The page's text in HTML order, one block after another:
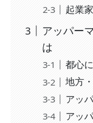
起業家
アッパー
は
都心
地方
アッ
アッ